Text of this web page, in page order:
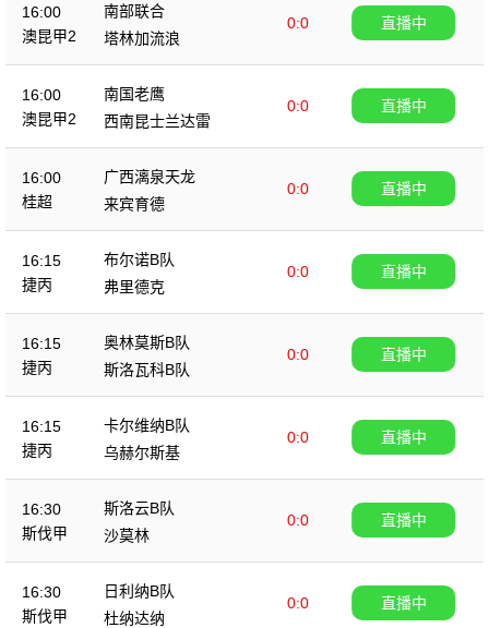
16:00
澳昆甲2
南部联合
0:0
塔林加流浪
直播中
16:00
澳昆甲2
南国老鹰
0:0
西南昆士兰达雷
直播中
16:00
桂超
广西漓泉天龙
0:0
来宾育德
直播中
16:15
捷丙
布尔诺B队
0:0
弗里德克
直播中
16:15
捷丙
奥林莫斯B队
0:0
斯洛瓦科B队
直播中
16:15
捷丙
卡尔维纳B队
0:0
乌赫尔斯基
直播中
16:30
斯伐甲
斯洛云B队
0:0
沙莫林
直播中
16:30
斯伐甲
日利纳B队
0:0
杜纳达纳
直播中